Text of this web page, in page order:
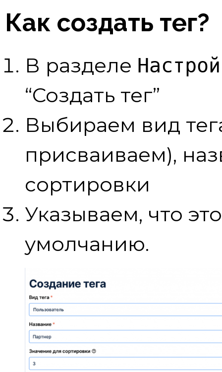
Как создать тег?
В разделе
“Создать тег”
Выбираем вид
присваиваем),
сортировки
Указываем, что
умолчанию.